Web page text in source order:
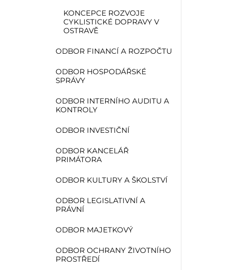
KONCEPCE ROZVOJE
CYKLISTICKÉ DOPRAVY V
OSTRAVĚ
ODBOR FINANCÍ A ROZPOČTU
ODBOR HOSPODÁŘSKÉ
SPRÁVY
ODBOR INTERNÍHO AUDITU A
KONTROLY
ODBOR INVESTIČNÍ
ODBOR KANCELÁŘ
PRIMÁTORA
ODBOR KULTURY A ŠKOLSTVÍ
ODBOR LEGISLATIVNÍ A
PRÁVNÍ
ODBOR MAJETKOVÝ
ODBOR OCHRANY ŽIVOTNÍHO
PROSTŘEDÍ